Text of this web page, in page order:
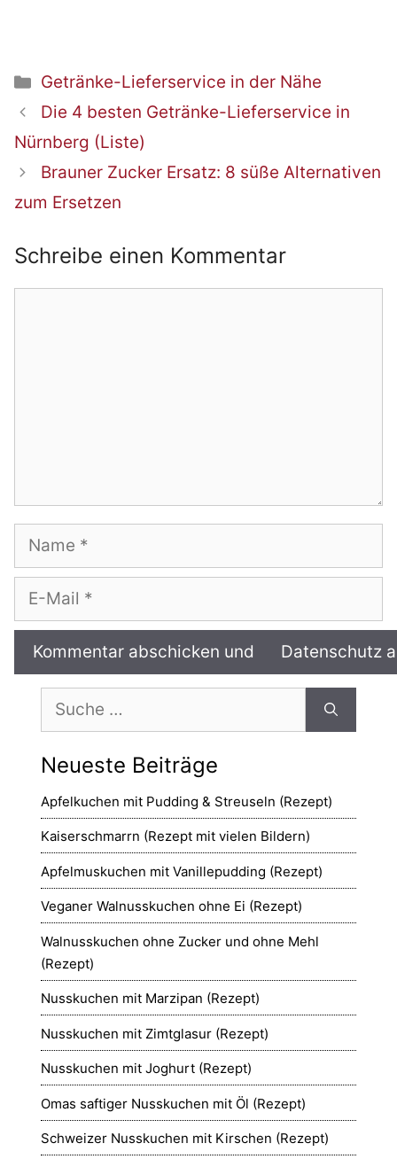
Kategorien
Getränke-Lieferservice in der Nähe
Beitrags-
Navigation
Die 4 besten Getränke-Lieferservice in
Nürnberg (Liste)
Brauner Zucker Ersatz: 8 süße Alternativen
zum Ersetzen
Schreibe einen Kommentar
Name
E-
Mail
nach:
Neueste Beiträge
Apfelkuchen mit Pudding & Streuseln (Rezept)
Kaiserschmarrn (Rezept mit vielen Bildern)
Apfelmuskuchen mit Vanillepudding (Rezept)
Veganer Walnusskuchen ohne Ei (Rezept)
Walnusskuchen ohne Zucker und ohne Mehl
(Rezept)
Nusskuchen mit Marzipan (Rezept)
Nusskuchen mit Zimtglasur (Rezept)
Nusskuchen mit Joghurt (Rezept)
Omas saftiger Nusskuchen mit Öl (Rezept)
Schweizer Nusskuchen mit Kirschen (Rezept)